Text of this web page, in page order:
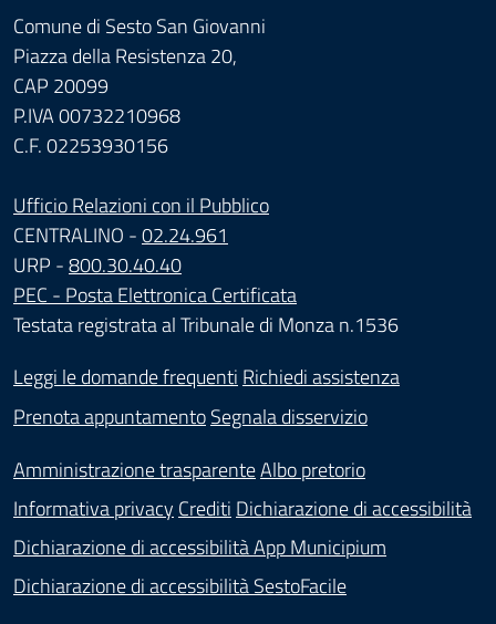
Comune di Sesto San Giovanni
Piazza della Resistenza 20,
CAP 20099
P.IVA 00732210968
C.F. 02253930156
Ufficio Relazioni con il Pubblico
CENTRALINO -02.24.961
URP -800.30.40.40
PEC - Posta Elettronica Certificata
Testata registrata al Tribunale di Monza n.1536
Leggi le domande frequenti Richiedi assistenza
Prenota appuntamentoSegnala disservizio
Amministrazione trasparenteAlbo pretorio
Informativa privacy Crediti Dichiarazione di accessibilità
Dichiarazione di accessibilità App Municipium
Dichiarazione di accessibilità SestoFacile